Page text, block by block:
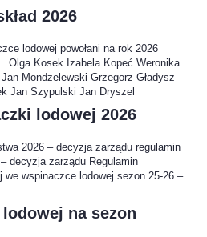
2026
lodowej powołani na rok 2026
Kosek Izabela Kopeć Weronika
Mondzelewski Grzegorz Gładysz –
Jan Szypulski Jan Dryszel
lodowej 2026
2026 – decyzja zarządu regulamin
decyzja zarządu Regulamin
we wspinaczce lodowej sezon 25-26 –
na sezon